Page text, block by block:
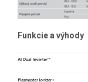
Funkcie a výhody